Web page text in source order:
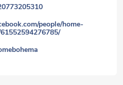
people/home-